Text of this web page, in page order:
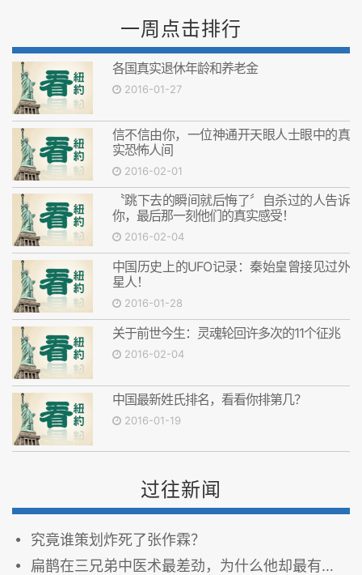
一周点击排行
各国真实退休年龄和养老金
2016-01-27
信不信由你，一位神通开天眼人士眼中的真
实恐怖人间
2016-02-01
〝跳下去的瞬间就后悔了〞自杀过的人告诉
你，最后那一刻他们的真实感受！
2016-02-04
中国历史上的UFO记录：秦始皇曾接见过外
星人！
2016-01-28
关于前世今生：灵魂轮回许多次的11个征兆
2016-02-04
中国最新姓氏排名，看看你排第几？
2016-01-19
过往新闻
究竟谁策划炸死了张作霖？
扁鹊在三兄弟中医术最差劲，为什么他却最有名？